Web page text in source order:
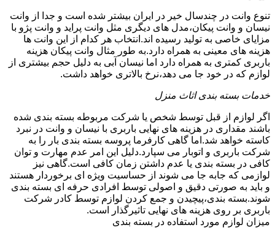
تنوع وانت در چندسال خیر در ایران بیشتر شده است و جدا از وانت
نیسان و وانت پیکان،مدل های دیگری مثل وانت پراید و وانت پژو با
مزایای خاصی به تولید رسیده اند.انتخاب هر کدام از این وانت ها
هزینه های معینی به همراه دارد.به طور مثال وانت پیکان هزینه
باربری کمتری به همراه دارد اما نیسان آبی به دلیل حجم بیشتری از
لوازم که در خود جا می دهد،نرخ بالاتری خواهد داشت.
خدمات بسته بندی اثاث منزل
اگر لوازم از قبل توسط شخص یا شرکت مربوطه بسته بندی شده
باشند مقداری در هزینه های نهایی باربری با نیسان و وانت در نبرد
کاسته خواهد شد.اما گاهی کارفرما پروسه بسته بندی بار را به
شرکت باربری و اتوبار می سپارد.دلیل این امر عدم مهارت و توان
کافی در بسته بندی یا عدم داشتن زمان کافی است.گاهی نیز
لوازمی که جابه جا می شوند از حساسیت ویژه ای برخوردار هستند
و باید به صورتی دقیق و اصولی توسط افرادی حرفه ای بسته بندی
شوند.بسته بندی،پیچیدن و جمع کردن لوازم توسط کادر شرکت
باربری بر روی هزینه های نهایی تاثیرگذار است.
میزان لوازم مورد استفاده در بسته بندی